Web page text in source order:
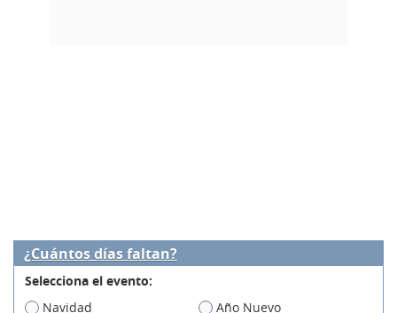
¿Cuántos días faltan?
Selecciona el evento:
Navidad
Año Nuevo